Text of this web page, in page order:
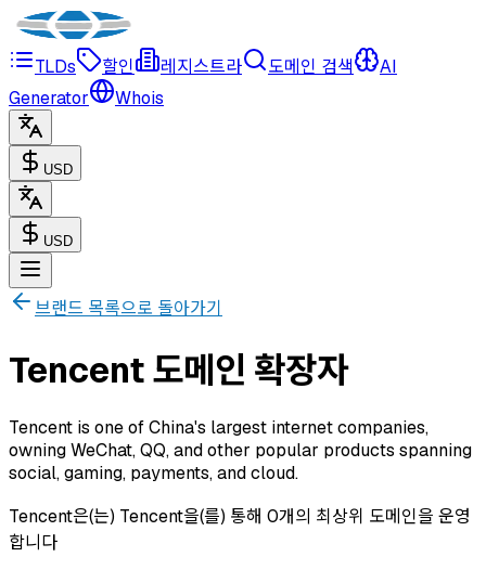
TLDs 할인 레지스트라 도메인 검색
AI
Generator
Whois
USD
USD
브랜드 목록으로 돌아가기
Tencent 도메인 확장자
Tencent is one of China's largest internet companies,
owning WeChat, QQ, and other popular products spanning
social, gaming, payments, and cloud.
Tencent은(는) Tencent을(를) 통해 0개의 최상위 도메인을 운영
합니다